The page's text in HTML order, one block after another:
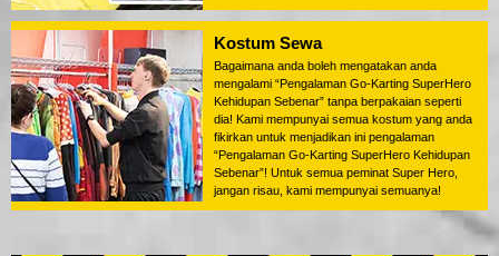
Kostum Sewa
Bagaimana anda boleh mengatakan anda
mengalami “Pengalaman Go-Karting SuperHero
Kehidupan Sebenar” tanpa berpakaian seperti
dia! Kami mempunyai semua kostum yang anda
fikirkan untuk menjadikan ini pengalaman
“Pengalaman Go-Karting SuperHero Kehidupan
Sebenar”! Untuk semua peminat Super Hero,
jangan risau, kami mempunyai semuanya!